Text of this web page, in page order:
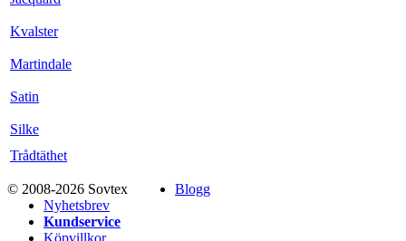
Kvalster
Martindale
Satin
Silke
Trådtäthet
© 2008-2026 Sovtex
Blogg
Nyhetsbrev
Kundservice
Köpvillkor